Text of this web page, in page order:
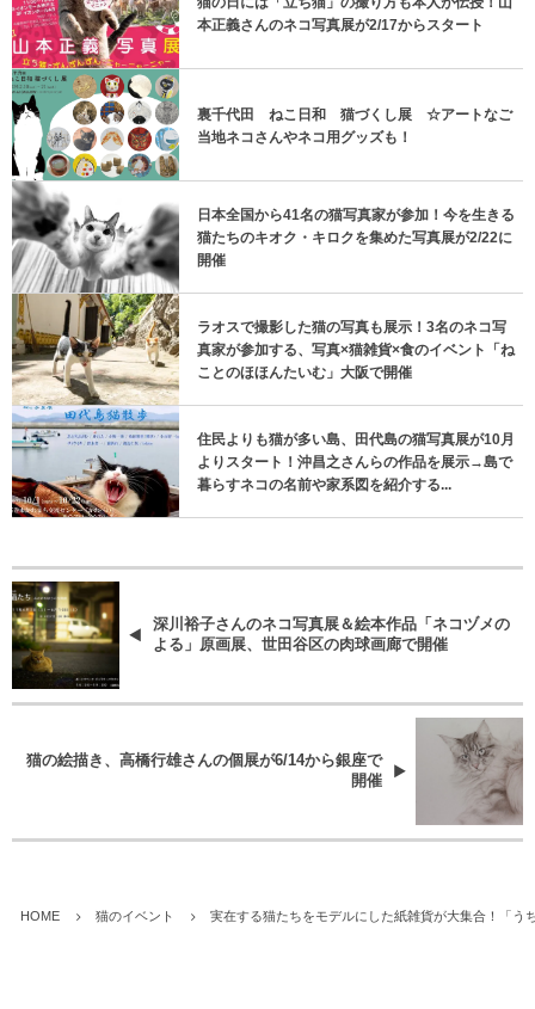
本正義さんのネコ写真展が2/17からスタート
裏千代田 ねこ日和 猫づくし展 ☆アートなご
当地ネコさんやネコ用グッズも！
日本全国から41名の猫写真家が参加！今を生きる
猫たちのキオク・キロクを集めた写真展が2/22に
開催
ラオスで撮影した猫の写真も展示！3名のネコ写
真家が参加する、写真×猫雑貨×食のイベント「ね
ことのほほんたいむ」大阪で開催
住民よりも猫が多い島、田代島の猫写真展が10月
よりスタート！沖昌之さんらの作品を展示→島で
暮らすネコの名前や家系図を紹介する...
深川裕子さんのネコ写真展＆絵本作品「ネコヅメの
よる」原画展、世田谷区の肉球画廊で開催
猫の絵描き、高橋行雄さんの個展が6/14から銀座で
開催
HOME 猫のイベント 実在する猫たちをモデルにした紙雑貨が大集合！「う